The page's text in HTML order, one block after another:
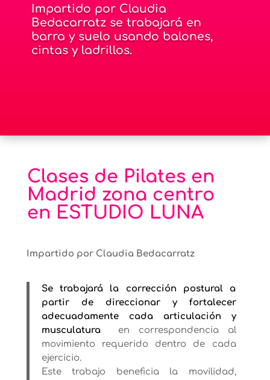
Impartido por Claudia
Bedacarratz se trabajará en
barra y suelo usando balones,
cintas y ladrillos.
Clases de Pilates en
Madrid zona centro
en ESTUDIO LUNA
Impartido por Claudia Bedacarratz
Se trabajará la corrección postural a
partir de direccionar y fortalecer
adecuadamente cada articulación y
musculatura
en correspondencia al
movimiento requerido dentro de cada
ejercicio.
Este trabajo beneficia la movilidad,